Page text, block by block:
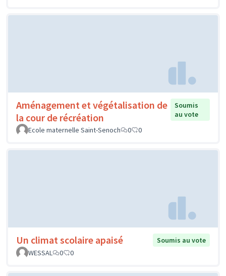
Aménagement et végétalisation de
la cour de récréation
Soumis
au vote
Ecole maternelle Saint-Senoch
0 0
Un climat scolaire apaisé
Soumis au vote
WESSAL
0 0